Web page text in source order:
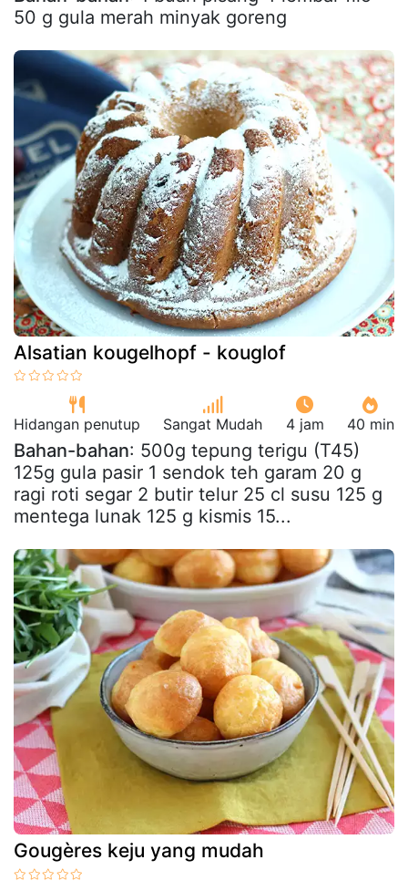
50 g gula merah minyak goreng
Alsatian kougelhopf - kouglof
Hidangan penutup Sangat Mudah 4 jam 40 min
Bahan-bahan: 500g tepung terigu (T45)
125g gula pasir 1 sendok teh garam 20 g
ragi roti segar 2 butir telur 25 cl susu 125 g
mentega lunak 125 g kismis 15...
Gougères keju yang mudah